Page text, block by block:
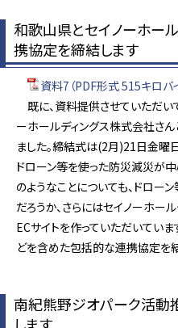
和歌山県とセイノーホー
携協定を締結します
資料7（PDF形式 515キロバイ
既に、資料提供させていただい
ーホールディングス株式会社さ
ました。締結式は(2月)21日金曜
ドローン等を使った防災減災が
のようなことについても、ドロー
だろうか、さらにはセイノーホー
ECサイトを作っていただいてい
どを含めた包括的な連携協定を
南紀熊野ジオパーク活動